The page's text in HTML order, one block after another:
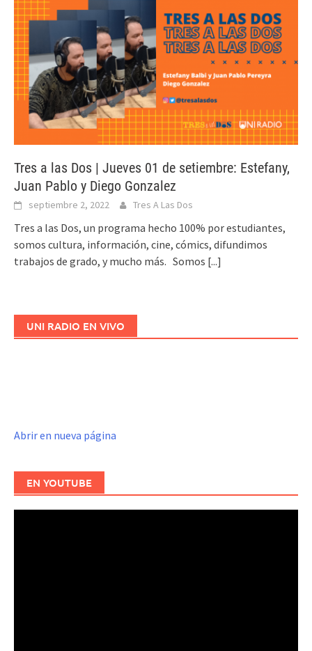
Tres a las Dos | Jueves 01 de setiembre: Estefany,
Juan Pablo y Diego Gonzalez
septiembre 2, 2022 Tres A Las Dos
Tres a las Dos, un programa hecho 100% por estudiantes,
somos cultura, información, cine, cómics, difundimos
trabajos de grado, y mucho más. Somos [...]
UNI RADIO EN VIVO
Abrir en nueva página
EN YOUTUBE